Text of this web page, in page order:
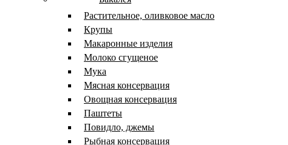
Растительное, оливковое масло
Крупы
Макаронные изделия
Молоко сгущеное
Мука
Мясная консервация
Овощная консервация
Паштеты
Повидло, джемы
Рыбная консервация